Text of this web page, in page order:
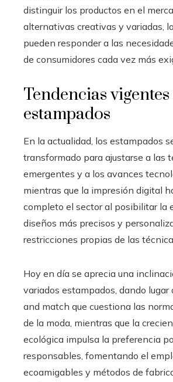
distinguir los productos en el
alternativas creativas y variadas,
pueden responder a las
de consumidores cada vez más
Tendencias vigentes
estampados
En la actualidad, los estampados
transformado para ajustarse a las
emergentes y a los avances
mientras que la impresión digital
completo el sector al posibilitar la
diseños más precisos y
restricciones propias de las
Hoy en día se aprecia una
variados estampados, dando lugar
and match que cuestiona las
de la moda, mientras que la
ecológica impulsa la preferencia
responsables, fomentando el
ecoamigables y métodos de